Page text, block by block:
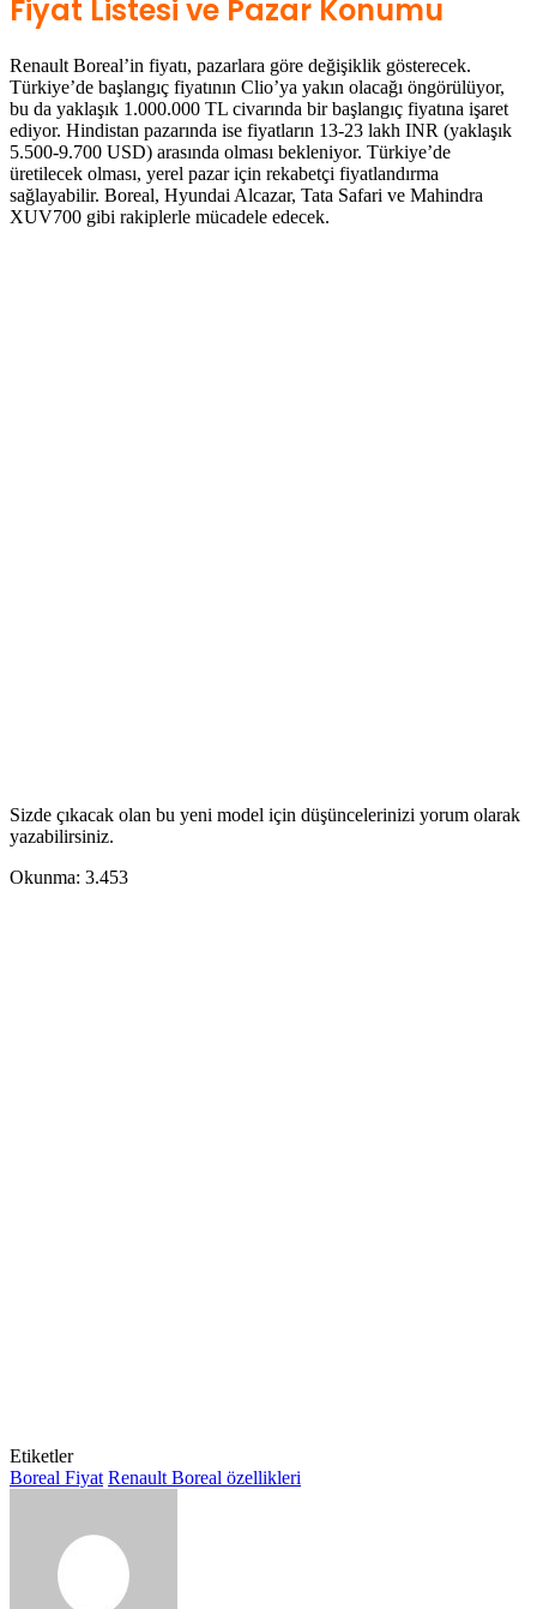
Fiyat Listesi ve Pazar Konumu
Renault Boreal’in fiyatı, pazarlara göre değişiklik gösterecek.
Türkiye’de başlangıç fiyatının Clio’ya yakın olacağı öngörülüyor,
bu da yaklaşık 1.000.000 TL civarında bir başlangıç fiyatına işaret
ediyor. Hindistan pazarında ise fiyatların 13-23 lakh INR (yaklaşık
5.500-9.700 USD) arasında olması bekleniyor. Türkiye’de
üretilecek olması, yerel pazar için rekabetçi fiyatlandırma
sağlayabilir. Boreal, Hyundai Alcazar, Tata Safari ve Mahindra
XUV700 gibi rakiplerle mücadele edecek.
Sizde çıkacak olan bu yeni model için düşüncelerinizi yorum olarak
yazabilirsiniz.
Okunma: 3.453
Etiketler
Boreal Fiyat Renault Boreal özellikleri